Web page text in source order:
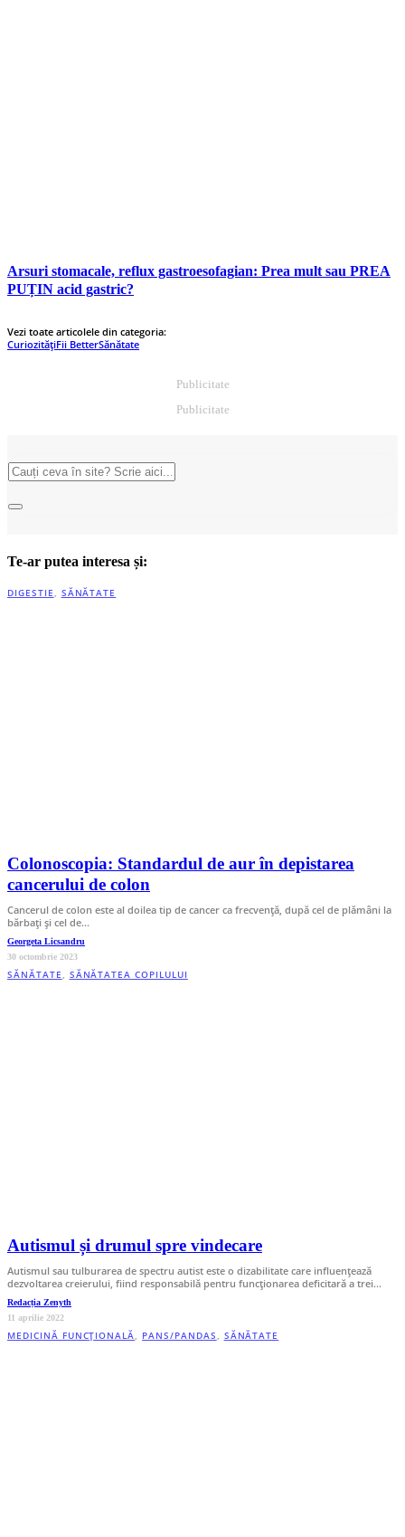
Arsuri stomacale, reflux gastroesofagian: Prea mult sau PREA
PUȚIN acid gastric?
Vezi toate articolele din categoria:
CuriozitățiFii BetterSănătate
Publicitate
Publicitate
Te-ar putea interesa și:
DIGESTIE, SĂNĂTATE
Colonoscopia: Standardul de aur în depistarea
cancerului de colon
Cancerul de colon este al doilea tip de cancer ca frecvență, după cel de plămâni la
bărbați și cel de…
Georgeta Licsandru
30 octombrie 2023
SĂNĂTATE, SĂNĂTATEA COPILULUI
Autismul și drumul spre vindecare
Autismul sau tulburarea de spectru autist este o dizabilitate care influențează
dezvoltarea creierului, fiind responsabilă pentru funcționarea deficitară a trei…
Redacția Zenyth
11 aprilie 2022
MEDICINĂ FUNCȚIONALĂ, PANS/PANDAS, SĂNĂTATE